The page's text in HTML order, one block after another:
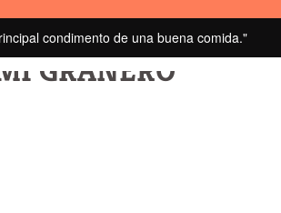
condimento de una buena comida."